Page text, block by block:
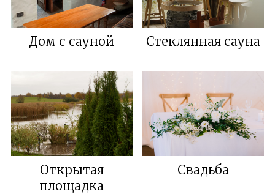
Дом с сауной Стеклянная сауна
Открытая
площадка
Свадьба